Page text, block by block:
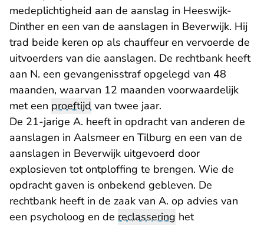
medeplichtigheid aan de aanslag in Heeswijk-
Dinther en een van de aanslagen in Beverwijk. Hij
trad beide keren op als chauffeur en vervoerde de
uitvoerders van die aanslagen. De rechtbank heeft
aan N. een gevangenisstraf opgelegd van 48
maanden, waarvan 12 maanden voorwaardelijk
met een proeftijd van twee jaar.
De 21-jarige A. heeft in opdracht van anderen de
aanslagen in Aalsmeer en Tilburg en een van de
aanslagen in Beverwijk uitgevoerd door
explosieven tot ontploffing te brengen. Wie de
opdracht gaven is onbekend gebleven. De
rechtbank heeft in de zaak van A. op advies van
een psycholoog en de reclassering het